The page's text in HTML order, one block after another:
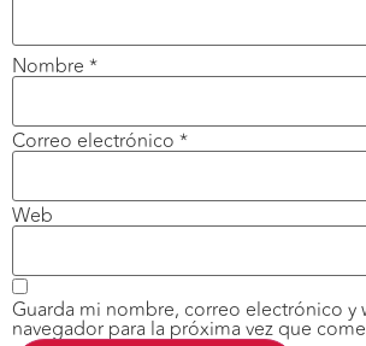
Nombre *
Correo electrónico *
Web
Guarda mi nombre, correo electrónico y
navegador para la próxima vez que